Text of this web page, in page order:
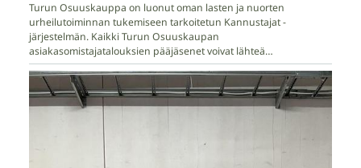
Turun Osuuskauppa on luonut oman lasten ja nuorten
urheilutoiminnan tukemiseen tarkoitetun Kannustajat -
järjestelmän. Kaikki Turun Osuuskaupan
asiakasomistajatalouksien pääjäsenet voivat lähteä…